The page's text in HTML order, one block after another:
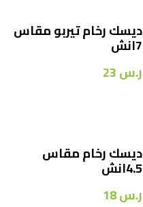
ديسك رخام تيربو مقاس
7انش
ر.س23
ديسك رخام مقاس
4.5انش
ر.س18